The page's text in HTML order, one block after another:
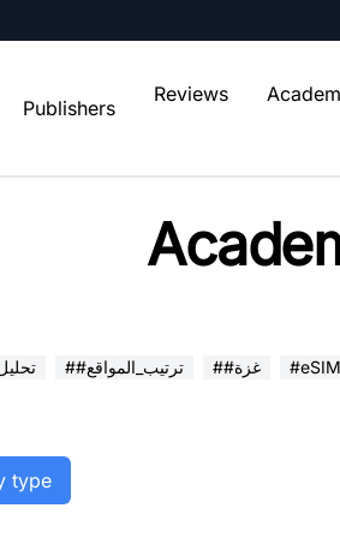
Publishers
Reviews
##ترتيب_المواقع ##غزة #eSIM
type